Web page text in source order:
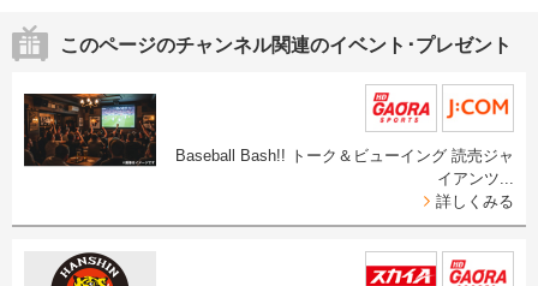
このページのチャンネル関連のイベント･プレゼント
Baseball Bash!! トーク＆ビューイング 読売ジャ
イアンツ...
詳しくみる